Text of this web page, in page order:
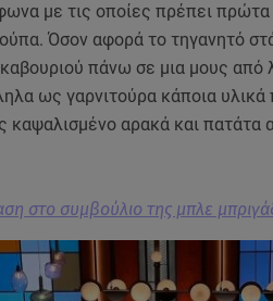
με τις οποίες πρέπει
Όσον αφορά το τηγανητό
πάνω σε μια μους από
ως γαρνιτούρα κάποια υλικά
αρακά και πατάτα
στο συμβούλιο της μπλε